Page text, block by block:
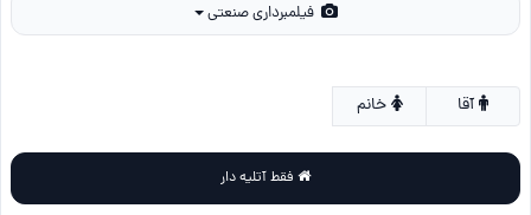
فیلمبرداری صنعتی
خانم